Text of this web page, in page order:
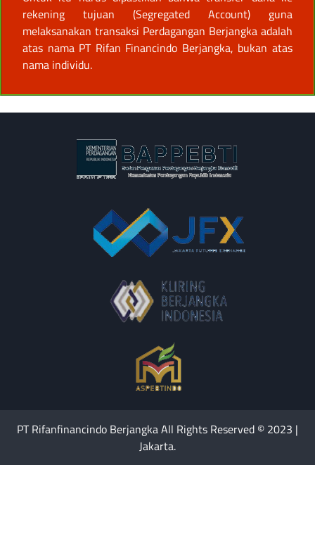
rekening tujuan (Segregated Account) guna
melaksanakan transaksi Perdagangan Berjangka adalah
atas nama PT Rifan Financindo Berjangka, bukan atas
nama individu.
PT Rifanfinancindo Berjangka All Rights Reserved © 2023 |
Jakarta.